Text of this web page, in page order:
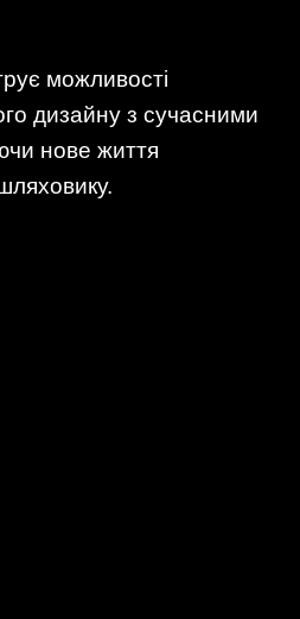
можливості
дизайну з сучасними
нове життя